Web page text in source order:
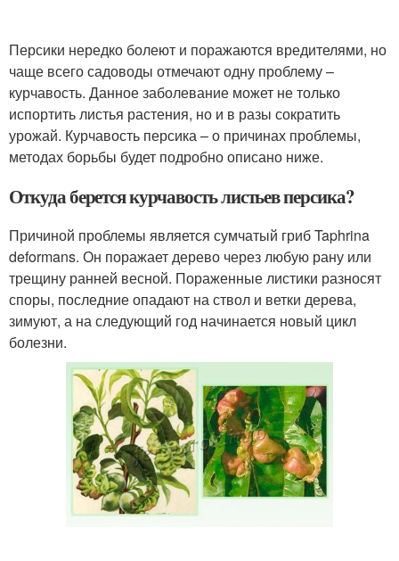
Персики нередко болеют и поражаются вредителями, но
чаще всего садоводы отмечают одну проблему –
курчавость. Данное заболевание может не только
испортить листья растения, но и в разы сократить
урожай. Курчавость персика – о причинах проблемы,
методах борьбы будет подробно описано ниже.
Откуда берется курчавость листьев персика?
Причиной проблемы является сумчатый гриб Taphrina
deformans. Он поражает дерево через любую рану или
трещину ранней весной. Пораженные листики разносят
споры, последние опадают на ствол и ветки дерева,
зимуют, а на следующий год начинается новый цикл
болезни.